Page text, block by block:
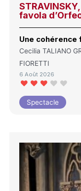
favola
Une cohérence
Cecilia TALIANO
FIORETTI
6 Août 2026
Spectacle